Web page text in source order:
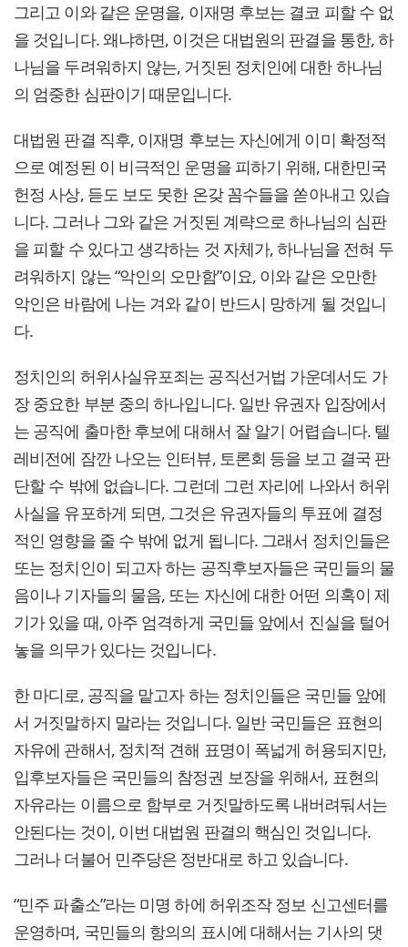
그리고 이와 같은 운명을, 이재명 후보는 결코 피할 수 없
을 것입니다. 왜냐하면, 이것은 대법원의 판결을 통한, 하
나님을 두려워하지 않는, 거짓된 정치인에 대한 하나님
의 엄중한 심판이기 때문입니다.
대법원 판결 직후, 이재명 후보는 자신에게 이미 확정적
으로 예정된 이 비극적인 운명을 피하기 위해, 대한민국
헌정 사상, 듣도 보도 못한 온갖 꼼수들을 쏟아내고 있습
니다. 그러나 그와 같은 거짓된 계략으로 하나님의 심판
을 피할 수 있다고 생각하는 것 자체가, 하나님을 전혀 두
려워하지 않는 “악인의 오만함”이요, 이와 같은 오만한
악인은 바람에 나는 겨와 같이 반드시 망하게 될 것입니
다.
정치인의 허위사실유포죄는 공직선거법 가운데서도 가
장 중요한 부분 중의 하나입니다. 일반 유권자 입장에서
는 공직에 출마한 후보에 대해서 잘 알기 어렵습니다. 텔
레비전에 잠깐 나오는 인터뷰, 토론회 등을 보고 결국 판
단할 수 밖에 없습니다. 그런데 그런 자리에 나와서 허위
사실을 유포하게 되면, 그것은 유권자들의 투표에 결정
적인 영향을 줄 수 밖에 없게 됩니다. 그래서 정치인들은
또는 정치인이 되고자 하는 공직후보자들은 국민들의 물
음이나 기자들의 물음, 또는 자신에 대한 어떤 의혹이 제
기가 있을 때, 아주 엄격하게 국민들 앞에서 진실을 털어
놓을 의무가 있다는 것입니다.
한 마디로, 공직을 맡고자 하는 정치인들은 국민들 앞에
서 거짓말하지 말라는 것입니다. 일반 국민들은 표현의
자유에 관해서, 정치적 견해 표명이 폭넓게 허용되지만,
입후보자들은 국민들의 참정권 보장을 위해서, 표현의
자유라는 이름으로 함부로 거짓말하도록 내버려둬서는
안된다는 것이, 이번 대법원 판결의 핵심인 것입니다.
그러나 더불어 민주당은 정반대로 하고 있습니다.
“민주 파출소”라는 미명 하에 허위조작 정보 신고센터를
운영하며, 국민들의 항의의 표시에 대해서는 기사의 댓